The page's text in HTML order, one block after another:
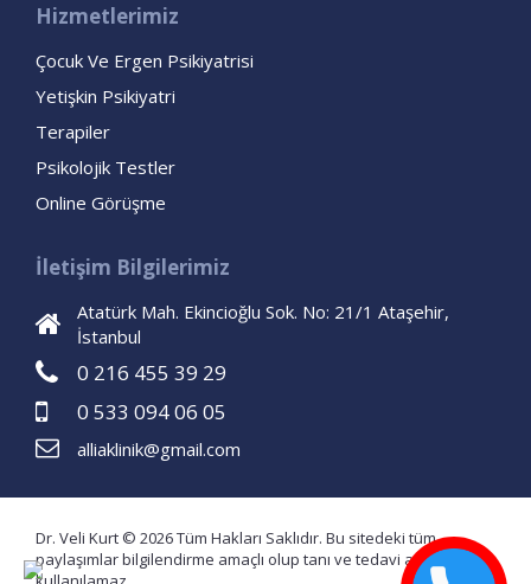
Hizmetlerimiz
Çocuk Ve Ergen Psikiyatrisi
Yetişkin Psikiyatri
Terapiler
Psikolojik Testler
Online Görüşme
İletişim Bilgilerimiz
Atatürk Mah. Ekincioğlu Sok. No: 21/1 Ataşehir,
İstanbul
0 216 455 39 29
0 533 094 06 05
alliaklinik@gmail.com
Dr. Veli Kurt © 2026 Tüm Hakları Saklıdır. Bu sitedeki tüm
paylaşımlar bilgilendirme amaçlı olup tanı ve tedavi amaçlı